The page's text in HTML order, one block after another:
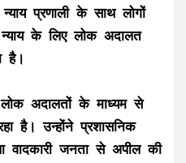
प्रणाली के साथ लोगों
के लिए लोक अदालत
है।
अदालतों के माध्यम से
है। उन्होंने प्रशासनिक
वादकारी जनता से अपील की